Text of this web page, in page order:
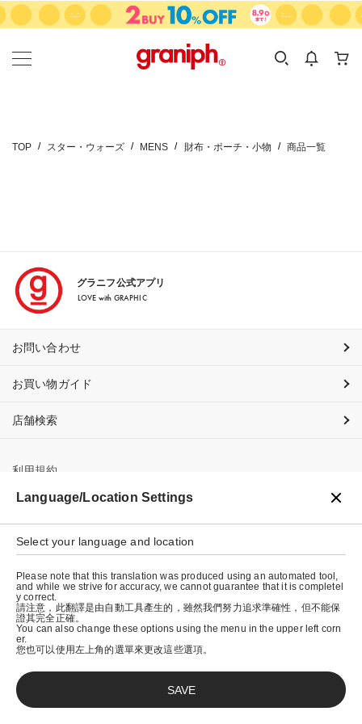
カテゴリーから探す
KIDS
カテゴリ
サイズ
TOP スター・ウォーズ MENS 財布・ポーチ・小物 商品一覧
グラニフ公式アプリ
LOVE with GRAPHIC
お問い合わせ
お買い物ガイド
店舗検索
利用規約
プライバシーポリシー
特定商取引法に基づく表示
会社概要
© graniph inc.
Language/Location Settings
Select your language and location
Please note that this translation was produced using an automated tool,
and while we strive for accuracy, we cannot guarantee that it is completel
y correct.
請注意，此翻譯是由自動工具產生的，雖然我們努力追求準確性，但不能保
證其完全正確。
You can also change these options using the menu in the upper left corn
er.
您也可以使用左上角的選單來更改這些選項。
SAVE